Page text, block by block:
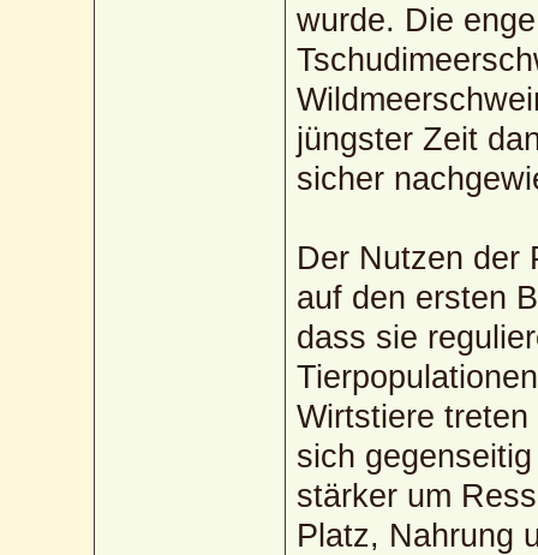
wurde. Die
jüngster Zeit
sicher
Der Nutzen der
auf den ersten
dass sie
Wirtstiere
sich
stärker um
Platz, Nahrung